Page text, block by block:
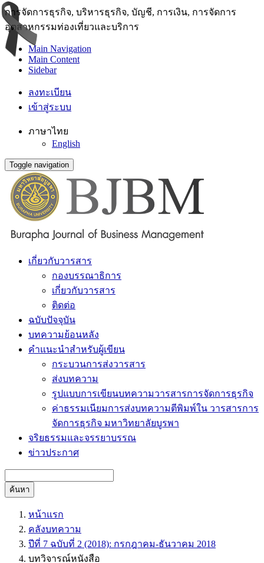
การจัดการธุรกิจ, บริหารธุรกิจ, บัญชี, การเงิน, การจัดการ
อุตสาหกรรมท่องเที่ยวและบริการ
Main Navigation
Main Content
Sidebar
ลงทะเบียน
เข้าสู่ระบบ
ภาษาไทย
English
Toggle navigation
เกี่ยวกับวารสาร
กองบรรณาธิการ
เกี่ยวกับวารสาร
ติดต่อ
ฉบับปัจจุบัน
บทความย้อนหลัง
คำแนะนำสำหรับผู้เขียน
กระบวนการส่งวารสาร
ส่งบทความ
รูปแบบการเขียนบทความวารสารการจัดการธุรกิจ
ค่าธรรมเนียมการส่งบทความตีพิมพ์ใน วารสารการ
จัดการธุรกิจ มหาวิทยาลัยบูรพา
จริยธรรมและจรรยาบรรณ
ข่าวประกาศ
ค้นหา
หน้าแรก
คลังบทความ
ปีที่ 7 ฉบับที่ 2 (2018): กรกฎาคม-ธันวาคม 2018
บทวิจารณ์หนังสือ